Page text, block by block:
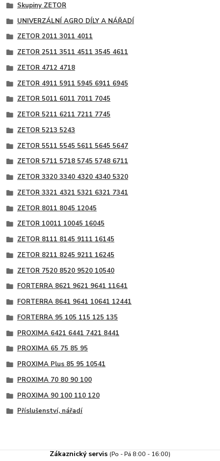
Skupiny ZETOR
UNIVERZÁLNÍ AGRO DÍLY A NÁŘADÍ
ZETOR 2011 3011 4011
ZETOR 2511 3511 4511 3545 4611
ZETOR 4712 4718
ZETOR 4911 5911 5945 6911 6945
ZETOR 5011 6011 7011 7045
ZETOR 5211 6211 7211 7745
ZETOR 5213 5243
ZETOR 5511 5545 5611 5645 5647
ZETOR 5711 5718 5745 5748 6711
ZETOR 3320 3340 4320 4340 5320
ZETOR 3321 4321 5321 6321 7341
ZETOR 8011 8045 12045
ZETOR 10011 10045 16045
ZETOR 8111 8145 9111 16145
ZETOR 8211 8245 9211 16245
ZETOR 7520 8520 9520 10540
FORTERRA 8621 9621 9641 11641
FORTERRA 8641 9641 10641 12441
FORTERRA 95 105 115 125 135
PROXIMA 6421 6441 7421 8441
PROXIMA 65 75 85 95
PROXIMA Plus 85 95 10541
PROXIMA 70 80 90 100
PROXIMA 90 100 110 120
Příslušenství, nářadí
Zákaznický servis (Po - Pá 8:00 - 16:00)